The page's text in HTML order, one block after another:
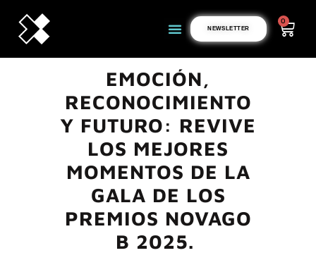
NEWSLETTER
0
EMOCIÓN,
RECONOCIMIENTO
Y FUTURO: REVIVE
LOS MEJORES
MOMENTOS DE LA
GALA DE LOS
PREMIOS NOVAGO
B 2025.